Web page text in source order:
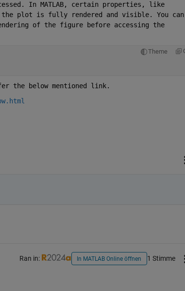
In MATLAB, certain properties, like
plot is fully rendered and visible. You can
of the figure before accessing the
Theme
the below mentioned link.
Ran in: In MATLAB Online öffnen 1 Stimme